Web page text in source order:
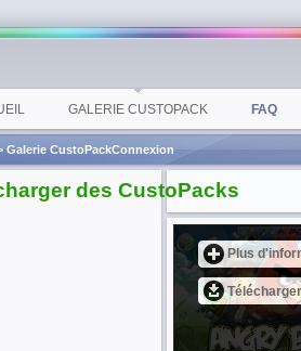
GALERIE CUSTOPACK FAQ
Galerie CustoPackConnexion
des CustoPacks
Plus
Télécharger